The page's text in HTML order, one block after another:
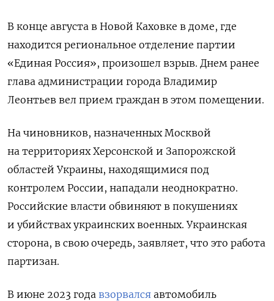
В конце августа в Новой Каховке в доме, где
находится региональное отделение партии
«Единая Россия», произошел взрыв. Днем ранее
глава администрации города Владимир
Леонтьев вел прием граждан в этом помещении.
На чиновников, назначенных Москвой
на территориях Херсонской и Запорожской
областей Украины, находящимися под
контролем России, нападали неоднократно.
Российские власти обвиняют в покушениях
и убийствах украинских военных. Украинская
сторона, в свою очередь, заявляет, что это работа
партизан.
В июне 2023 года взорвался автомобиль